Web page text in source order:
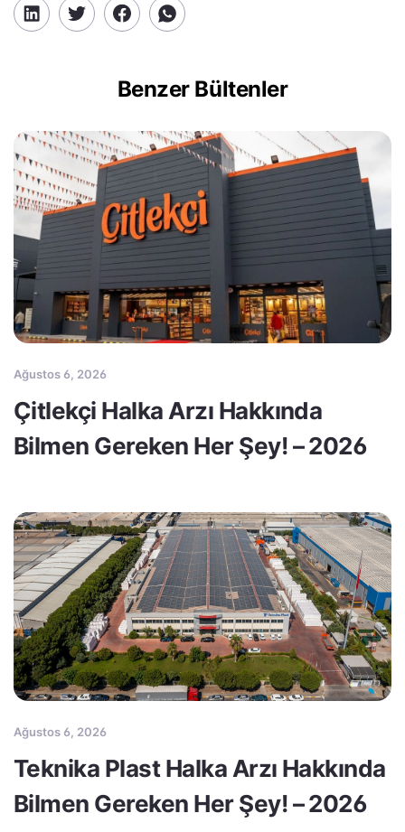
Benzer Bültenler
Ağustos 6, 2026
Çitlekçi Halka Arzı Hakkında
Bilmen Gereken Her Şey! – 2026
Ağustos 6, 2026
Teknika Plast Halka Arzı Hakkında
Bilmen Gereken Her Şey! – 2026